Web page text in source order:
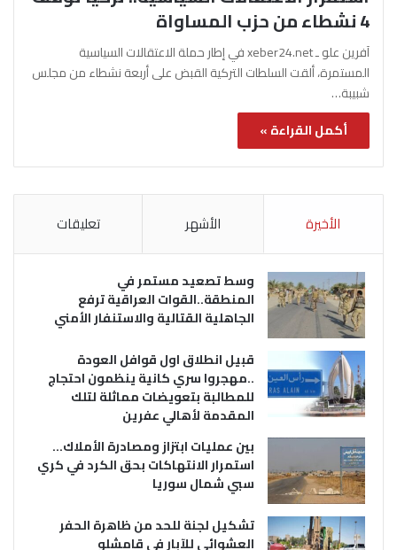
4 نشطاء من حزب المساواة
آفرين علو ـ xeber24.net في إطار حملة الاعتقالات السياسية
المستمرة، ألقت السلطات التركية القبض على أربعة نشطاء من مجلس
شبيبة…
أكمل القراءة »
الأخيرة الأشهر تعليقات
وسط تصعيد مستمر في
المنطقة..القوات العراقية ترفع
الجاهلية القتالية والاستنفار الأمني
قبيل انطلاق اول قوافل العودة
..مهجروا سري كانية ينظمون احتجاج
للمطالبة بتعويضات مماثلة لتلك
المقدمة لأهالي عفرين
بين عمليات ابتزاز ومصادرة الأملاك…
استمرار الانتهاكات بحق الكرد في كري
سبي شمال سوريا
تشكيل لجنة للحد من ظاهرة الحفر
العشوائي للآبار في قامشلو